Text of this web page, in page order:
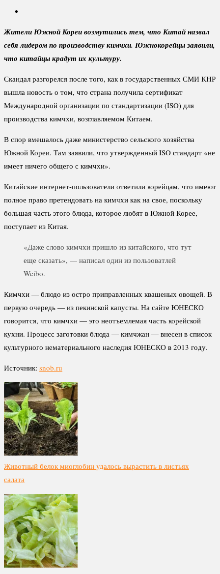
Жители Южной Кореи возмутились тем, что Китай назвал
себя лидером по производству кимчхи. Южнокорейцы заявили,
что китайцы крадут их культуру.
Скандал разгорелся после того, как в государственных СМИ КНР
вышла новость о том, что страна получила сертификат
Международной организации по стандартизации (ISO) для
производства кимчхи, возглавляемом Китаем.
В спор вмешалось даже министерство сельского хозяйства
Южной Кореи. Там заявили, что утвержденный ISO стандарт «не
имеет ничего общего с кимчхи».
Китайские интернет-пользователи ответили корейцам, что имеют
полное право претендовать на кимчхи как на свое, поскольку
большая часть этого блюда, которое любят в Южной Корее,
поступает из Китая.
«Даже слово кимчхи пришло из китайского, что тут
еще сказать», — написал один из пользоватлей
Weibo.
Кимчхи — блюдо из остро приправленных квашеных овощей. В
первую очередь — из пекинской капусты. На сайте ЮНЕСКО
говорится, что кимчхи — это неотъемлемая часть корейской
кухни. Процесс заготовки блюда — кимчжан — внесен в список
культурного нематериального наследия ЮНЕСКО в 2013 году.
Источник: snob.ru
Животный белок миоглобин удалось вырастить в листьях
салата